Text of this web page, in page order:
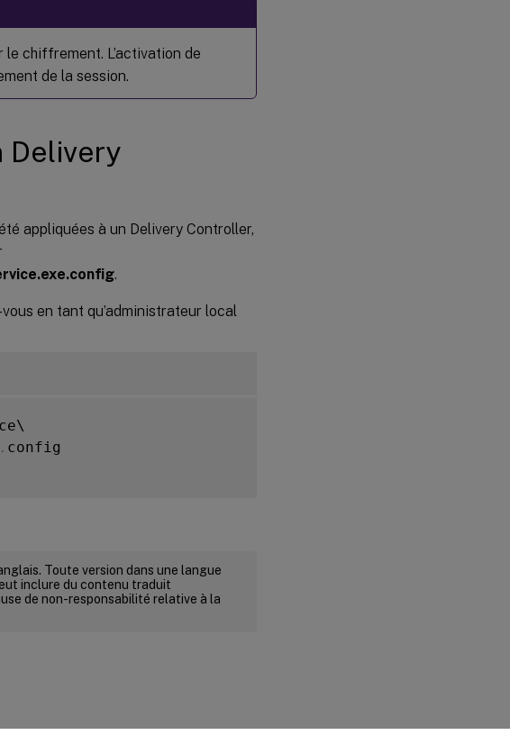
chiffrement. L’activation de
de la session.
Delivery
appliquées à un Delivery Controller,
.
en tant qu’administrateur local
. config
Toute version dans une langue
inclure du contenu traduit
de non-responsabilité relative à la